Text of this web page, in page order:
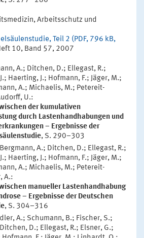
Arbeitsschutz und
Teil 2 (PDF, 796 kB,
10, Band 57, 2007
A.; Ditchen, D.; Ellegast, R.;
Haerting, J.; Hofmann, F.; Jäger, M.;
A.; Michaelis, M.; Petereit-
U.:
der kumulativen
durch Lastenhandhabungen und
– Ergebnisse der
, S. 290–303
A.; Ditchen, D.; Ellegast, R.;
Haerting, J.; Hofmann, F.; Jäger, M.;
A.; Michaelis, M.; Petereit-
A.:
manueller Lastenhandhabung
– Ergebnisse der Deutschen
, S. 304–316
A.; Schumann, B.; Fischer, S.;
D.; Ellegast, R.; Elsner, G.;